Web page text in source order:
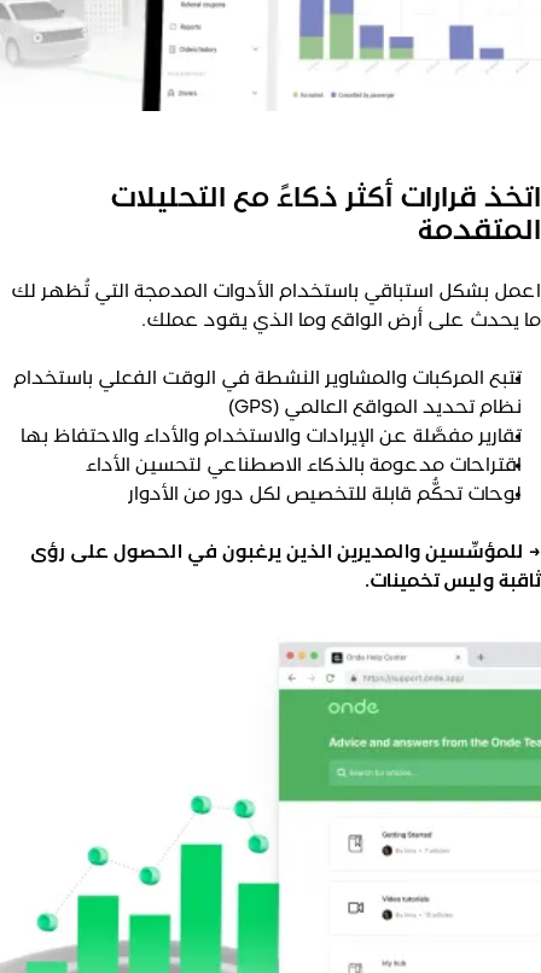
قرارات أكثر ذكاءً مع التحليلات
بشكل استباقي باستخدام الأدوات المدمجة التي تُظهر لك
يحدث على أرض الواقع وما الذي يقود عملك.
تتبع المركبات والمشاوير النشطة في الوقت الفعلي باستخدام
نظام تحديد المواقع العالمي (GPS)
تقارير مفصَّلة عن الإيرادات والاستخدام والأداء والاحتفاظ بها
اقتراحات مدعومة بالذكاء الاصطناعي لتحسين الأداء
لوحات تحكُّم قابلة للتخصيص لكل دور من الأدوار
للمؤسِّسين والمديرين الذين يرغبون في الحصول على رؤى
وليس تخمينات.